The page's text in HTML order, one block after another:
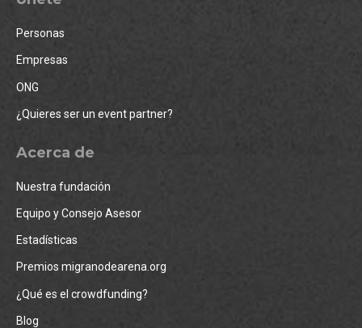
Personas
Empresas
ONG
¿Quieres ser un event partner?
Acerca de
Nuestra fundación
Equipo y Consejo Asesor
Estadísticas
Premios migranodearena.org
¿Qué es el crowdfunding?
Blog